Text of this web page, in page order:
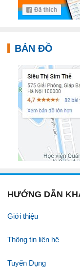
BẢN ĐỒ
HƯỚNG DẪN
Giới thiệu
Thông tin liên hệ
Tuyển Dụng